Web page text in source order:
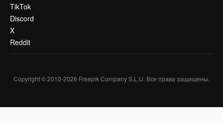
TikTok
Discord
X
Reddit
Copyright © 2010-2026 Freepik Company S.L.U. Все права защищены.